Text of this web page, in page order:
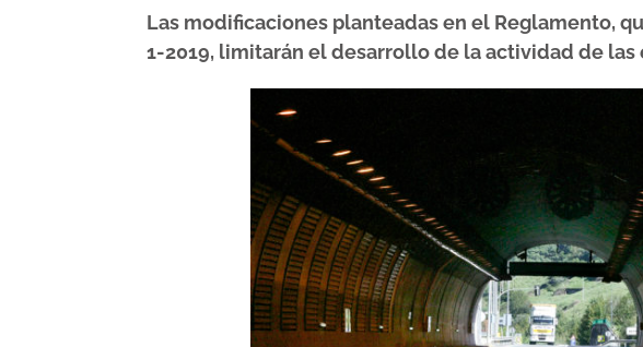
Las modificaciones planteadas en el Reglamento,
1-2019, limitarán el desarrollo de la actividad de las